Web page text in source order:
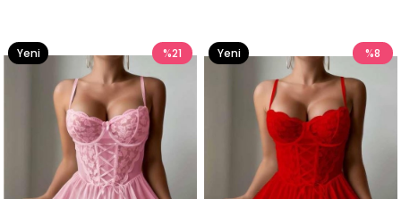
%21
Yeni
%8
Yeni